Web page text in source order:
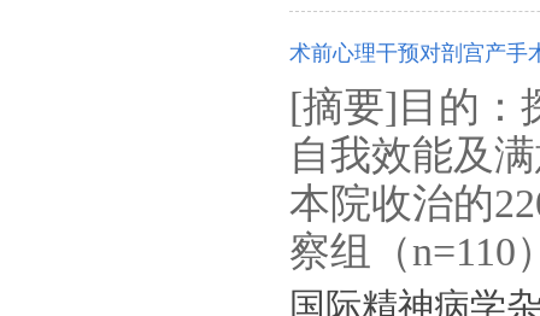
术前心理干预对剖宫产手
[摘要]目的：
自我效能及
本院收治的
察组（n=110
国际精神病学